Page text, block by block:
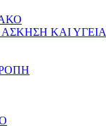
ΚΑΙ ΥΓΕΙΑ